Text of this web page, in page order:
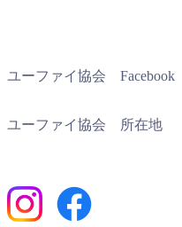
ユーファイ協会 Facebook
ユーファイ協会 所在地